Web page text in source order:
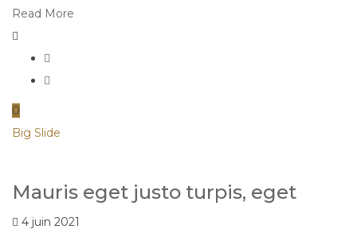
Read More
0
Big Slide
Mauris eget justo turpis, eget
4 juin 2021